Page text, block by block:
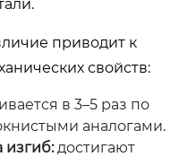
приводит к
свойств:
в 3–5 раз по
аналогами.
изгиб:достигают